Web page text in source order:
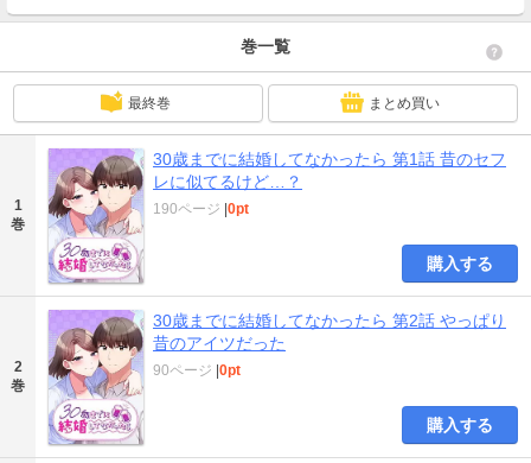
頃のアイツはどう考えても別人としか思えないが―― 都合の良すぎるアラサ
巻一覧
最終巻 まとめ買い
1
巻
30歳までに結婚してなかったら 第1話 昔のセフ
レに似てるけど…？
190ページ 0pt
購入する
2
巻
30歳までに結婚してなかったら 第2話 やっぱり
昔のアイツだった
90ページ 0pt
購入する